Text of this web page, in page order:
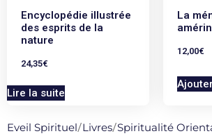
Encyclopédie illustrée
des esprits de la
nature
24,35€
Lire la suite
La
12,00€
Eveil Spirituel/Livres/Spiritualité